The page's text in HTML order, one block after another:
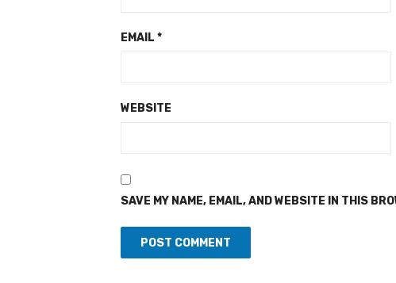
EMAIL *
WEBSITE
SAVE MY NAME, EMAIL, AND WEBSITE IN THIS